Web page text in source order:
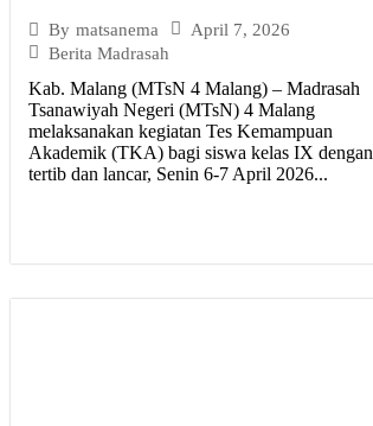
By matsanema
April 7, 2026
Berita Madrasah
Kab. Malang (MTsN 4 Malang) – Madrasah
Tsanawiyah Negeri (MTsN) 4 Malang
melaksanakan kegiatan Tes Kemampuan
Akademik (TKA) bagi siswa kelas IX dengan
tertib dan lancar, Senin 6-7 April 2026...